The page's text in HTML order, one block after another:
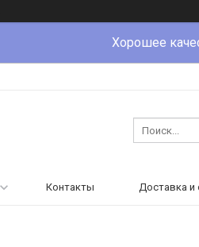
Хорошее
Контакты Доставка и